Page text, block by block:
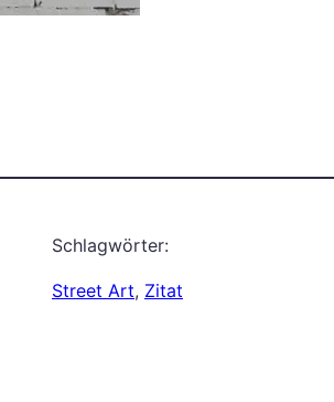
Schlagwörter:
Street Art, Zitat